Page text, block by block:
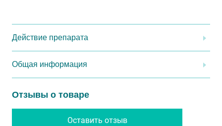
Действие препарата
Общая информация
Отзывы о товаре
Оставить отзыв